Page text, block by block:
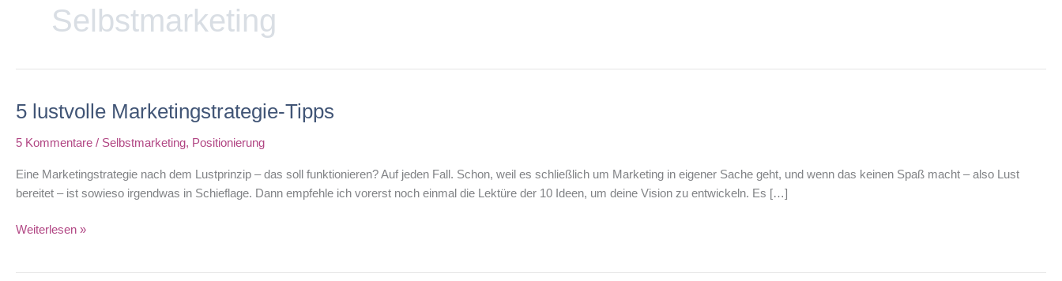
Selbstmarketing
5 lustvolle Marketingstrategie-Tipps
5 Kommentare / Selbstmarketing, Positionierung
Eine Marketingstrategie nach dem Lustprinzip – das soll funktionieren? Auf jeden Fall. Schon, weil es schließlich um Marketing in eigener Sache geht, und wenn das keinen Spaß macht – also Lust
bereitet – ist sowieso irgendwas in Schieflage. Dann empfehle ich vorerst noch einmal die Lektüre der 10 Ideen, um deine Vision zu entwickeln. Es […]
5
Weiterlesen »